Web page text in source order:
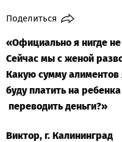
Поделиться
«Официально я нигде
Сейчас мы с женой
Какую сумму алиментов
буду платить на
переводить деньги?»
Виктор, г. Калининград